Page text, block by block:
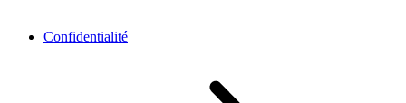
Confidentialité